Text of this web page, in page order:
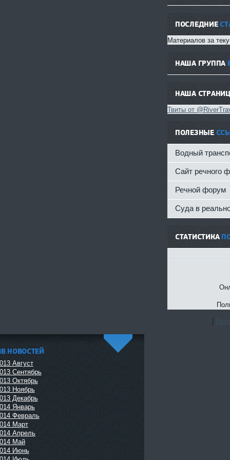
ПОСЛЕДНИЕ
Материалов за
НАША ГРУППА
НАША
Твиты от
ПОЛЕЗНЫЕ
Водный
Сайт речного
Речной форум
Суда в
СТАТИСТИКА
[
НОВОСТЕЙ
Август
Сентябрь
Октябрь
Ноябрь
Декабрь
Январь
Февраль
Март
Апрель
Май
Июнь